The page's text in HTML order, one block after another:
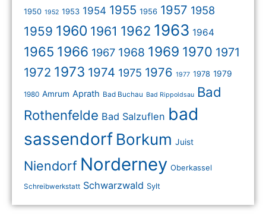
1950 1952 1953 1954 1955 1956 1957 1958
1959 1960 1961 1962 1963 1964
1965 1966 1967 1968 1969 1970 1971
1972 1973 1974 1975 1976 1977 1978 1979
1980 Amrum Aprath Bad Buchau Bad Rippoldsau Bad
Rothenfelde Bad Salzuflen bad
sassendorf Borkum Juist
Niendorf Norderney Oberkassel
Schreibwerkstatt Schwarzwald Sylt